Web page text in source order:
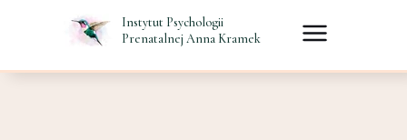
Instytut Psychologii
Prenatalnej Anna Kramek